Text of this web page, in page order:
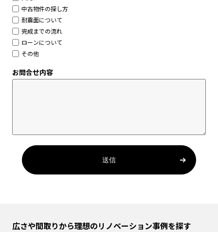
中古物件の探し方
耐震面について
完成までの流れ
ローンについて
その他
お問合せ内容
広さや間取りから理想のリノベーション事例を探す